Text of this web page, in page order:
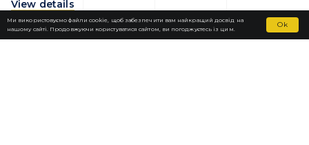
View details
Ми використовуємо файли cookie, щоб забезпечити вам найкращий досвід на
нашому сайті. Продовжуючи користуватися сайтом, ви погоджуєтесь із цим.
Ok